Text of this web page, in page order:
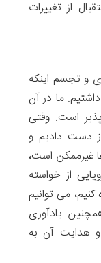
از تغییرات
و تجسم اینکه
ما در آن
است. وقتی
از دست دادیم و
غیرممکن است،
از خواسته
می توانیم
یادآوری
و هدایت آن به